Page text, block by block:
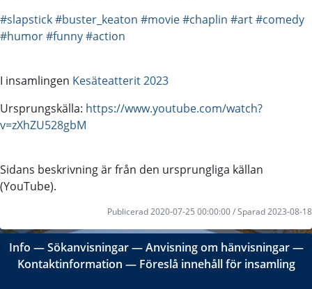
#slapstick#buster_keaton #movie#chaplin #art#comedy
#humor#funny#action
I insamlingen Kesäteatterit 2023
Ursprungskälla: https://www.youtube.com/watch?
v=zXhZU528gbM
Sidans beskrivning är från den ursprungliga källan
(YouTube).
Publicerad 2020-07-25 00:00:00 / Sparad 2023-08-18
Info ―Sökanvisningar―Anvisning om hänvisningar―
Kontaktinformation ― Föreslå innehåll för insamling